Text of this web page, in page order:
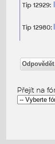
Tip 12929:
Tip 12980:
Odpovědět
Přejít na